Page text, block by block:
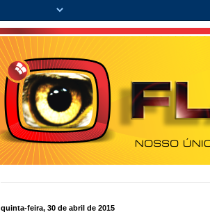
quinta-feira, 30 de abril de 2015